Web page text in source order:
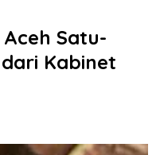
Satu-
Kabinet